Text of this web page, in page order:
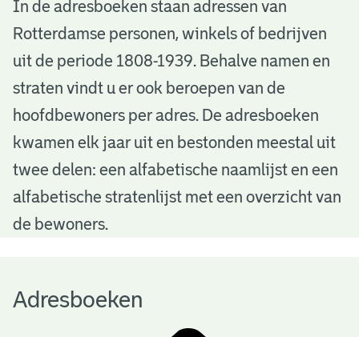
A
d
e
b
o
e
e
In de adresboeken staan adressen van
Rotterdamse personen, winkels of bedrijven
uit de periode 1808-1939. Behalve namen en
straten vindt u er ook beroepen van de
hoofdbewoners per adres. De adresboeken
kwamen elk jaar uit en bestonden meestal uit
twee delen: een alfabetische naamlijst en een
alfabetische stratenlijst met een overzicht van
de bewoners.
Adresboeken